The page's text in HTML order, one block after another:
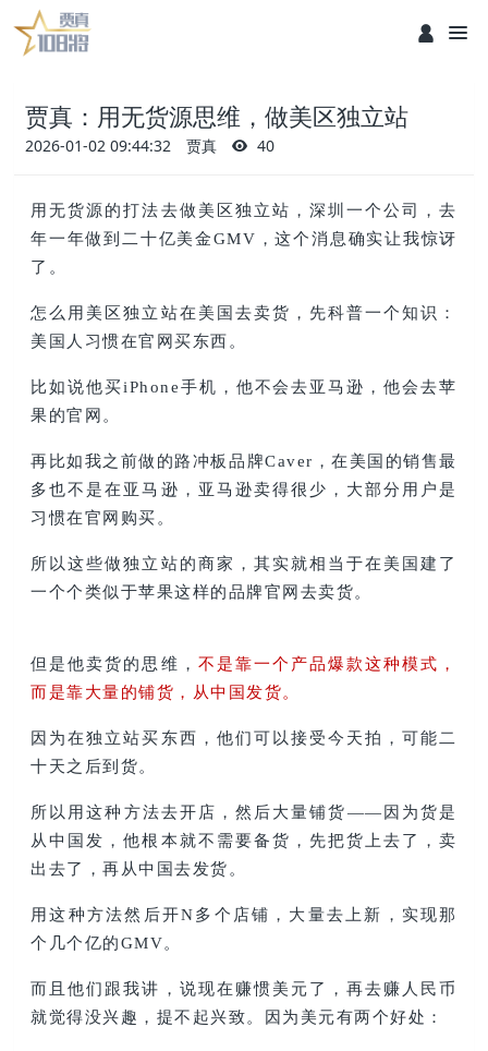
贾真：用无货源思维，做美区独立站
2026-01-02 09:44:32 贾真 40
用无货源的打法去做美区独立站，深圳一个公司，去
年一年做到二十亿美金GMV，这个消息确实让我惊讶
了。
怎么用美区独立站在美国去卖货，先科普一个知识：
美国人习惯在官网买东西。
比如说他买iPhone手机，他不会去亚马逊，他会去苹
果的官网。
再比如我之前做的路冲板品牌Caver，在美国的销售最
多也不是在亚马逊，亚马逊卖得很少，大部分用户是
习惯在官网购买。
所以这些做独立站的商家，其实就相当于在美国建了
一个个类似于苹果这样的品牌官网去卖货。
但是他卖货的思维， 不是靠一个产品爆款这种模式，
而是靠大量的铺货，从中国发货。
因为在独立站买东西，他们可以接受今天拍，可能二
十天之后到货。
所以用这种方法去开店，然后大量铺货——因为货是
从中国发，他根本就不需要备货，先把货上去了，卖
出去了，再从中国去发货。
用这种方法然后开N多个店铺，大量去上新，实现那
个几个亿的GMV。
而且他们跟我讲，说现在赚惯美元了，再去赚人民币
就觉得没兴趣，提不起兴致。因为美元有两个好处：